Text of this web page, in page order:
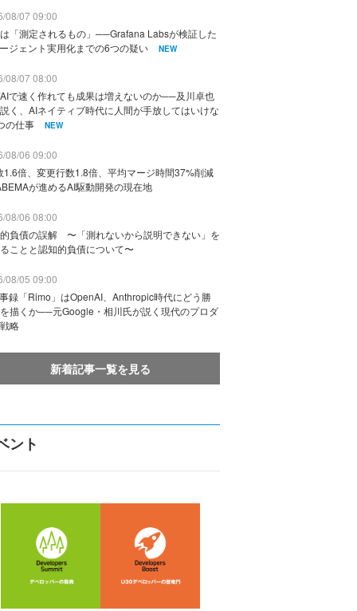
08/07 09:00
「測定されるもの」──Grafana Labsが検証した
ジェント実用化までの6つの疑い
NEW
08/07 08:00
で速く作れても成果は増えないのか──及川卓也
く、AIネイティブ時代に人間が手放してはいけな
の仕事
NEW
08/06 09:00
1.6倍、変更行数1.8倍、平均マージ時間37%削減
が進めるAI駆動開発の現在地
08/06 08:00
負債の誤解 〜「測れないから説明できない」を
ことと認知的負債について〜
08/05 09:00
録「Rimo」はOpenAI、Anthropic時代にどう勝
描くか──元Google・相川氏が説く現代のプロダ
略
新着記事一覧を見る
ント